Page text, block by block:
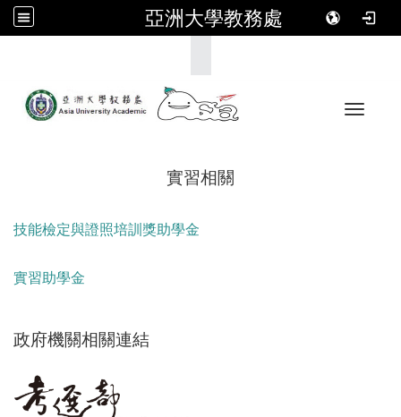
亞洲大學教務處
Toggle
實習相關
技能檢定與證照培訓獎助學金
實習助學金
政府機關相關連結